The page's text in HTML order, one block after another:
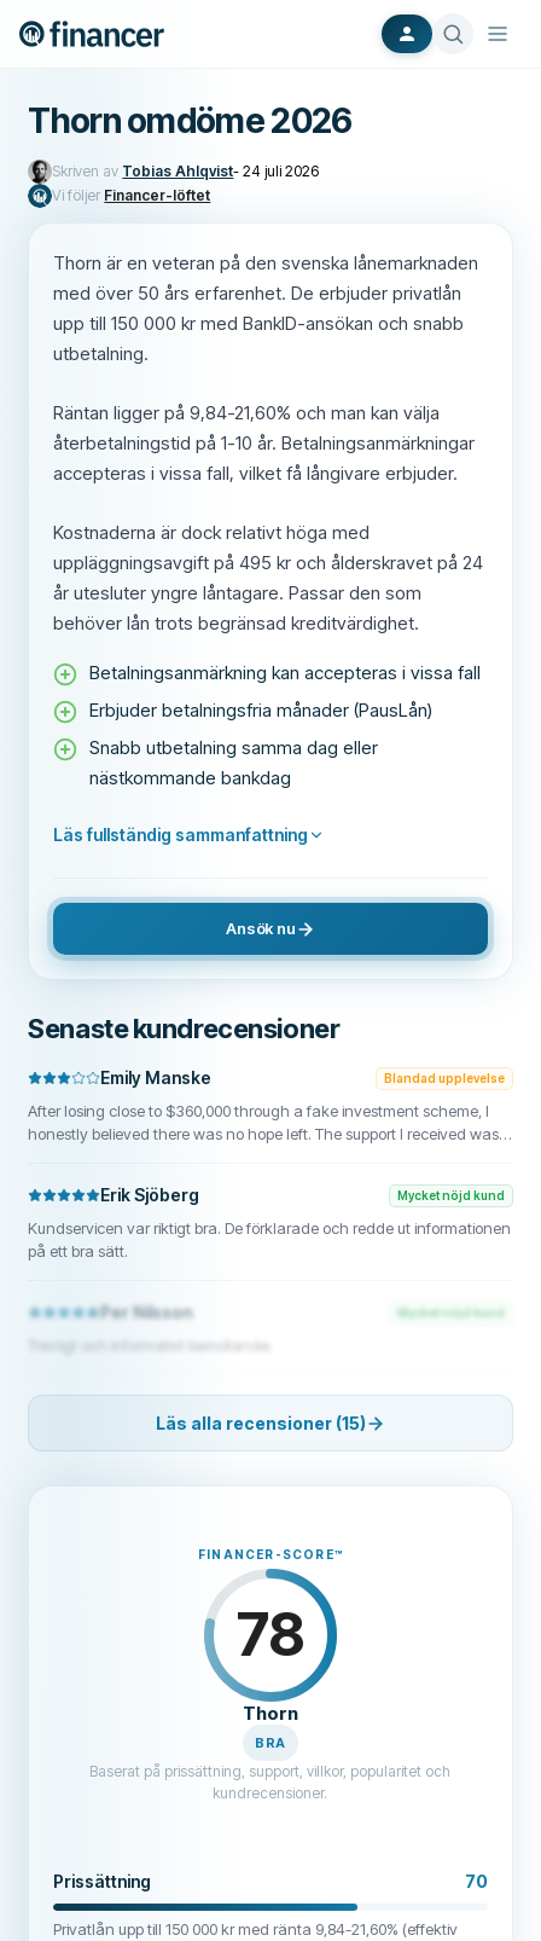
Thorn omdöme 2026
Skriven av Tobias Ahlqvist-24 juli 2026
Vi följer Financer-löftet
Thorn är en veteran på den svenska lånemarknaden
med över 50 års erfarenhet. De erbjuder privatlån
upp till 150 000 kr med BankID-ansökan och snabb
utbetalning.
Räntan ligger på 9,84-21,60% och man kan välja
återbetalningstid på 1-10 år. Betalningsanmärkningar
accepteras i vissa fall, vilket få långivare erbjuder.
Kostnaderna är dock relativt höga med
uppläggningsavgift på 495 kr och ålderskravet på 24
år utesluter yngre låntagare. Passar den som
behöver lån trots begränsad kreditvärdighet.
Betalningsanmärkning kan accepteras i vissa fall
Erbjuder betalningsfria månader (PausLån)
Snabb utbetalning samma dag eller
nästkommande bankdag
Läs fullständig sammanfattning
Ansök nu
Senaste kundrecensioner
Emily Manske Blandad upplevelse
After losing close to $360,000 through a fake investment scheme, I
honestly believed there was no hope left. The support I received was
available option. Recovering even a portion of the funds meant a
great deal to my family. FUNDSRETRIEVER1@gmail.com, WhatsApp
{+1} 603 512 1448, or Telegram: Fundsretriever
Erik Sjöberg Mycket nöjd kund
Kundservicen var riktigt bra. De förklarade och redde ut informationen
på ett bra sätt.
Per Nilsson Mycket nöjd kund
Trevligt och informativt bemötande.
Läs alla recensioner (15)
FINANCER-SCORE™
78
Thorn
BRA
Baserat på prissättning, support, villkor, popularitet och
kundrecensioner.
Prissättning 70
Privatlån upp till 150 000 kr med ränta 9,84-21,60% (effektiv